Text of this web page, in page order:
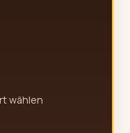
wählen